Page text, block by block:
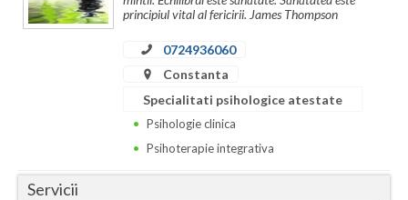
principiul vital al fericirii. James Thompson
0724936060
Constanta
Specialitati psihologice atestate
Psihologie clinica
Psihoterapie integrativa
Servicii